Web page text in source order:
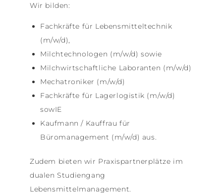
Wir bilden:
Fachkräfte für Lebensmitteltechnik
(m/w/d),
Milchtechnologen (m/w/d) sowie
Milchwirtschaftliche Laboranten (m/w/d)
Mechatroniker (m/w/d)
Fachkräfte für Lagerlogistik (m/w/d)
sowIE
Kaufmann / Kauffrau für
Büromanagement (m/w/d) aus.
Zudem bieten wir Praxispartnerplätze im
dualen Studiengang
Lebensmittelmanagement.